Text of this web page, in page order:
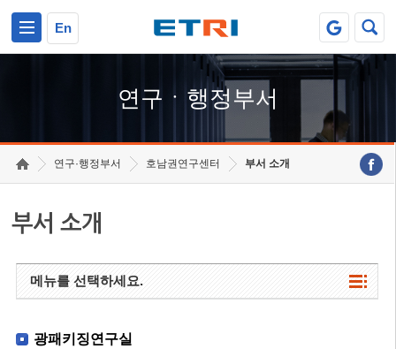
En
연구ㆍ행정부서
연구·행정부서 호남권연구센터 부서 소개
부서 소개
메뉴를 선택하세요.
광패키징연구실